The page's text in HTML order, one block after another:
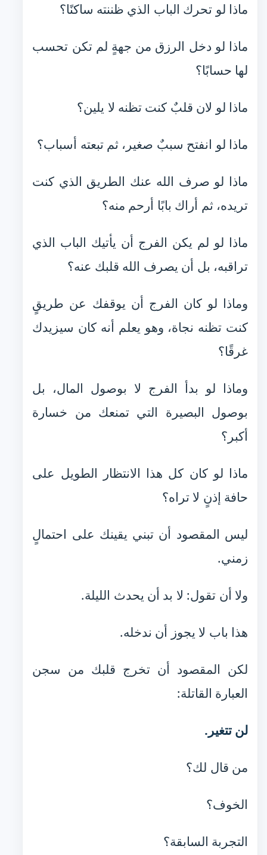
ماذا لو تحرك الباب الذي ظننته ساكنًا؟
ماذا لو دخل الرزق من جهةٍ لم تكن تحسب
لها حسابًا؟
ماذا لو لان قلبٌ كنت تظنه لا يلين؟
ماذا لو انفتح سببٌ صغير، ثم تبعته أسباب؟
ماذا لو صرف الله عنك الطريق الذي كنت
تريده، ثم أراك بابًا أرحم منه؟
ماذا لو لم يكن الفرج أن يأتيك الباب الذي
تراقبه، بل أن يصرف الله قلبك عنه؟
وماذا لو كان الفرج أن يوقفك عن طريقٍ
كنت تظنه نجاة، وهو يعلم أنه كان سيزيدك
غرقًا؟
وماذا لو بدأ الفرج لا بوصول المال، بل
بوصول البصيرة التي تمنعك من خسارة
أكبر؟
ماذا لو كان كل هذا الانتظار الطويل على
حافة إذنٍ لا تراه؟
ليس المقصود أن تبني يقينك على احتمالٍ
زمني.
ولا أن تقول: لا بد أن يحدث الليلة.
هذا باب لا يجوز أن ندخله.
لكن المقصود أن تخرج قلبك من سجن
العبارة القاتلة:
لن تتغير.
من قال لك؟
الخوف؟
التجربة السابقة؟